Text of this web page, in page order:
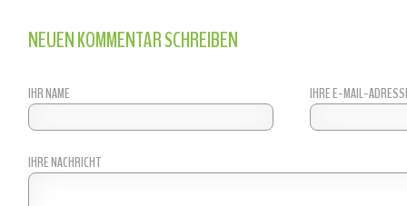
NEUEN KOMMENTAR SCHREIBEN
IHR NAME IHRE E-MAIL-
IHRE NACHRICHT